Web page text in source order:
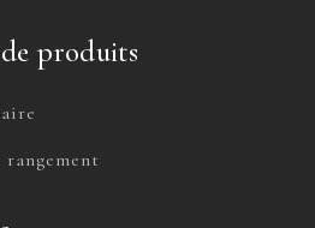
produits